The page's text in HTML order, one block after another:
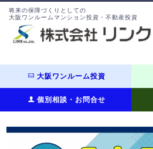
将来の保障づくりとしての
大阪ワンルームマンション投資・不動産投資
大阪ワンルーム投資
個別相談・お問合せ